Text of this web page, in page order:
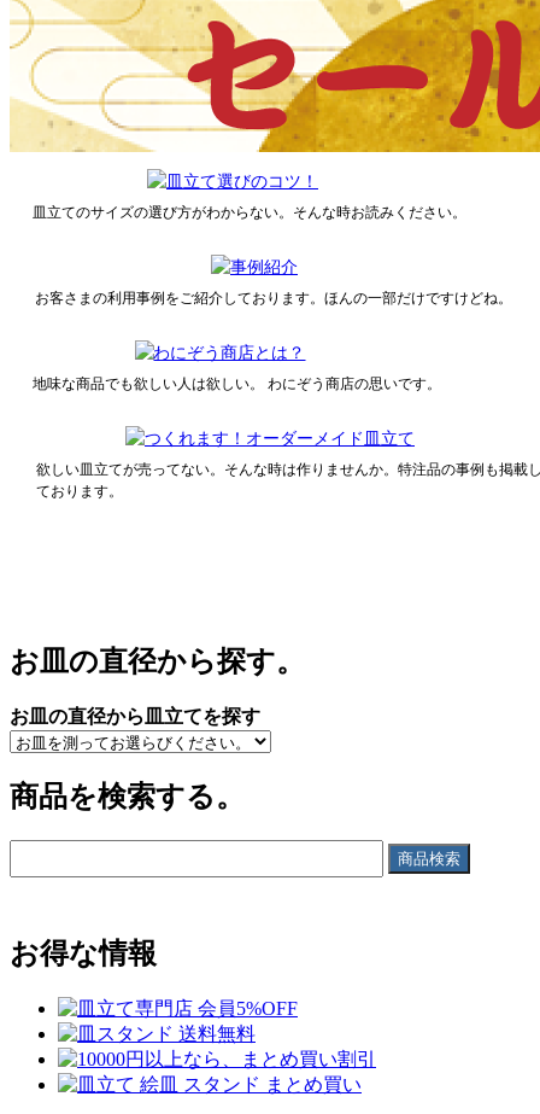
皿立てのサイズの選び方がわからない。そんな時お読みください。
お客さまの利用事例をご紹介しております。ほんの一部だけですけどね。
地味な商品でも欲しい人は欲しい。 わにぞう商店の思いです。
欲しい皿立てが売ってない。そんな時は作りませんか。特注品の事例も掲載
ております。
お皿の直径から探す。
お皿の直径から皿立てを探す
商品を検索する。
お得な情報